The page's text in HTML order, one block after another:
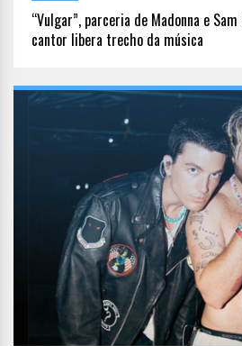
“Vulgar”, parceria de Madonna e
cantor libera trecho da música